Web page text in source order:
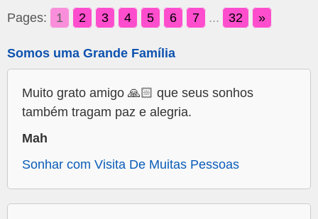
Pages: 1 2 3 4 5 6 7 ... 32 »
Somos uma Grande Família
Muito grato amigo 🙏🏻 que seus sonhos
também tragam paz e alegria.
Mah
Sonhar com Visita De Muitas Pessoas